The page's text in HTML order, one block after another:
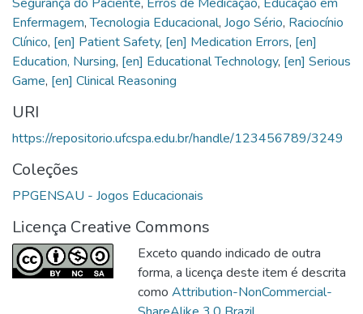
Enfermagem,Tecnologia Educacional, Jogo Sério, Raciocínio
Clínico, [en] Patient Safety, [en] Medication Errors, [en]
Education, Nursing, [en] Educational Technology, [en] Serious
Game, [en] Clinical Reasoning
URI
https://repositorio.ufcspa.edu.br/handle/123456789/3249
Coleções
PPGENSAU - Jogos Educacionais
Licença Creative Commons
Exceto quando indicado de outra
forma, a licença deste item é descrita
como Attribution-NonCommercial-